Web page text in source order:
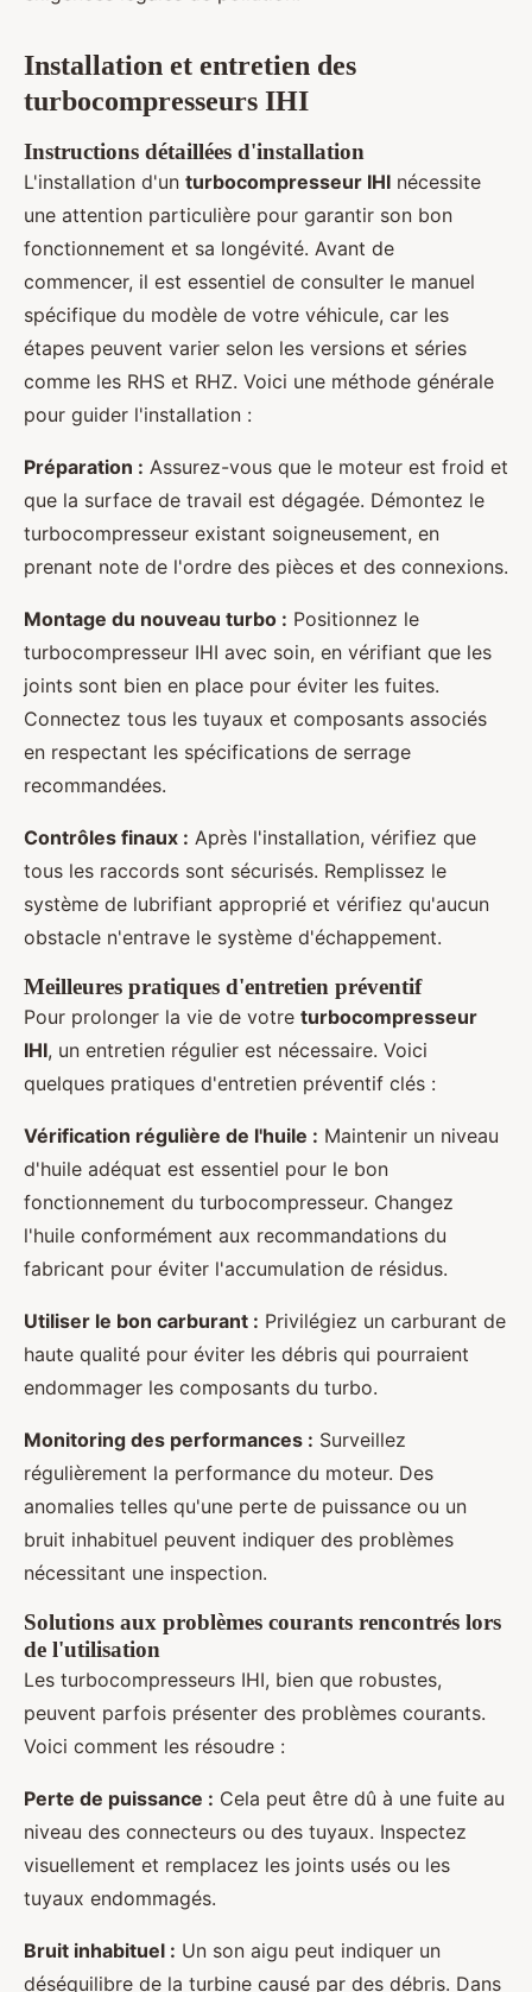
Installation et entretien des
turbocompresseurs IHI
Instructions détaillées d'installation
L'installation d'un turbocompresseur IHI nécessite
une attention particulière pour garantir son bon
fonctionnement et sa longévité. Avant de
commencer, il est essentiel de consulter le manuel
spécifique du modèle de votre véhicule, car les
étapes peuvent varier selon les versions et séries
comme les RHS et RHZ. Voici une méthode générale
pour guider l'installation :
Préparation : Assurez-vous que le moteur est froid et
que la surface de travail est dégagée. Démontez le
turbocompresseur existant soigneusement, en
prenant note de l'ordre des pièces et des connexions.
Montage du nouveau turbo : Positionnez le
turbocompresseur IHI avec soin, en vérifiant que les
joints sont bien en place pour éviter les fuites.
Connectez tous les tuyaux et composants associés
en respectant les spécifications de serrage
recommandées.
Contrôles finaux : Après l'installation, vérifiez que
tous les raccords sont sécurisés. Remplissez le
système de lubrifiant approprié et vérifiez qu'aucun
obstacle n'entrave le système d'échappement.
Meilleures pratiques d'entretien préventif
Pour prolonger la vie de votre turbocompresseur
IHI, un entretien régulier est nécessaire. Voici
quelques pratiques d'entretien préventif clés :
Vérification régulière de l'huile : Maintenir un niveau
d'huile adéquat est essentiel pour le bon
fonctionnement du turbocompresseur. Changez
l'huile conformément aux recommandations du
fabricant pour éviter l'accumulation de résidus.
Utiliser le bon carburant : Privilégiez un carburant de
haute qualité pour éviter les débris qui pourraient
endommager les composants du turbo.
Monitoring des performances : Surveillez
régulièrement la performance du moteur. Des
anomalies telles qu'une perte de puissance ou un
bruit inhabituel peuvent indiquer des problèmes
nécessitant une inspection.
Solutions aux problèmes courants rencontrés lors
de l'utilisation
Les turbocompresseurs IHI, bien que robustes,
peuvent parfois présenter des problèmes courants.
Voici comment les résoudre :
Perte de puissance : Cela peut être dû à une fuite au
niveau des connecteurs ou des tuyaux. Inspectez
visuellement et remplacez les joints usés ou les
tuyaux endommagés.
Bruit inhabituel : Un son aigu peut indiquer un
déséquilibre de la turbine causé par des débris. Dans